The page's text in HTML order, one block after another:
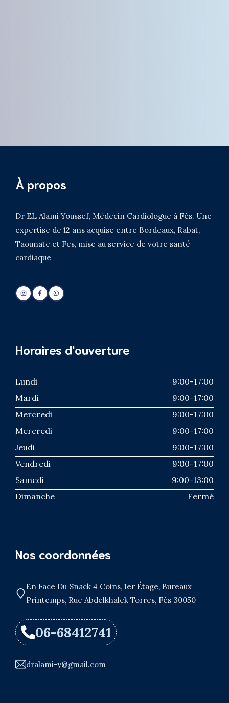
À propos
Dr EL Alami Youssef, Médecin Cardiologue à Fès. Une
expertise de 12 ans acquise entre Bordeaux, Rabat,
Taounate et Fes, mise au service de votre santé
cardiaque
Horaires d'ouverture
Lundi
9:00-17:00
Mardi
9:00-17:00
Mercredi
9:00-17:00
Mercredi
9:00-17:00
Jeudi
9:00-17:00
Vendredi
9:00-17:00
Samedi
9:00-13:00
Dimanche
Fermé
Nos coordonnées
En Face Du Snack 4 Coins, 1er Étage, Bureaux
Printemps, Rue Abdelkhalek Torres, Fès 30050
06-68412741
dralami-y@gmail.com